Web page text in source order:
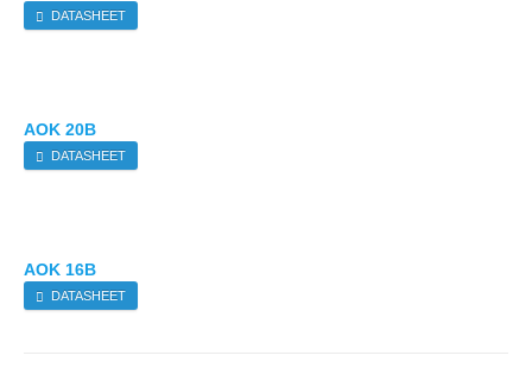
DATASHEET
AOK 20B
DATASHEET
AOK 16B
DATASHEET